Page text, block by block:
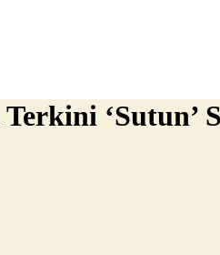
‘Sutun’